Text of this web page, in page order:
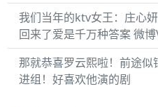
我们当年的ktv女王：庄心
回来了爱是千万种答案 微博
那就恭喜罗云熙啦！前途似
进组！好喜欢他演的剧